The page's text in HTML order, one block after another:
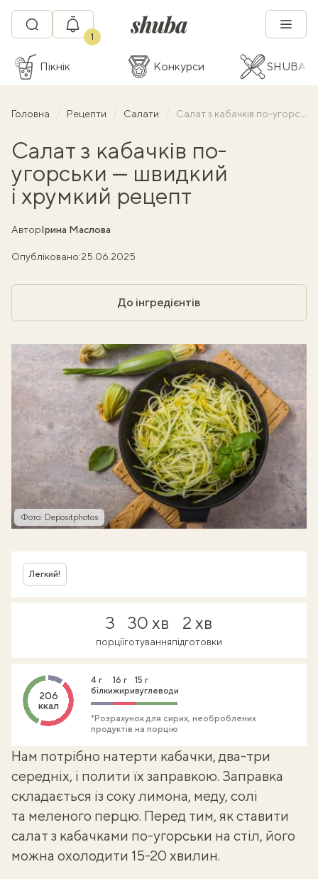
1
Пікнік Конкурси SHUBA
Головна Рецепти Салати Салат з кабачків по-угорськи — швидкий і хрумкий рецепт
Салат з кабачків по-
угорськи — швидкий
і хрумкий рецепт
АвторІрина Маслова
Опубліковано:25.06.2025
До інгредієнтів
Фото: Depositphotos
Легкий!
3
порції
30 хв
готування
2 хв
підготовки
206
ккал
4 г
білки
16 г
жири
15 г
вуглеводи
*Розрахунок для сирих, необроблених
продуктів на порцію
Нам потрібно натерти кабачки, два-три
середніх, і полити їх заправкою. Заправка
складається із соку лимона, меду, солі
та меленого перцю. Перед тим, як ставити
салат з кабачками по-угорськи на стіл, його
можна охолодити 15-20 хвилин.